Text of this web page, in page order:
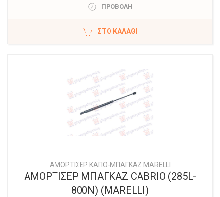
ΠΡΟΒΟΛΗ
ΣΤΟ ΚΑΛΆΘΙ
ΑΜΟΡΤΙΣΕΡ ΚΑΠΟ-ΜΠΑΓΚΑΖ MARELLI
ΑΜΟΡΤΙΣΕΡ ΜΠΑΓΚΑΖ CABRIO (285L-
800N) (MARELLI)